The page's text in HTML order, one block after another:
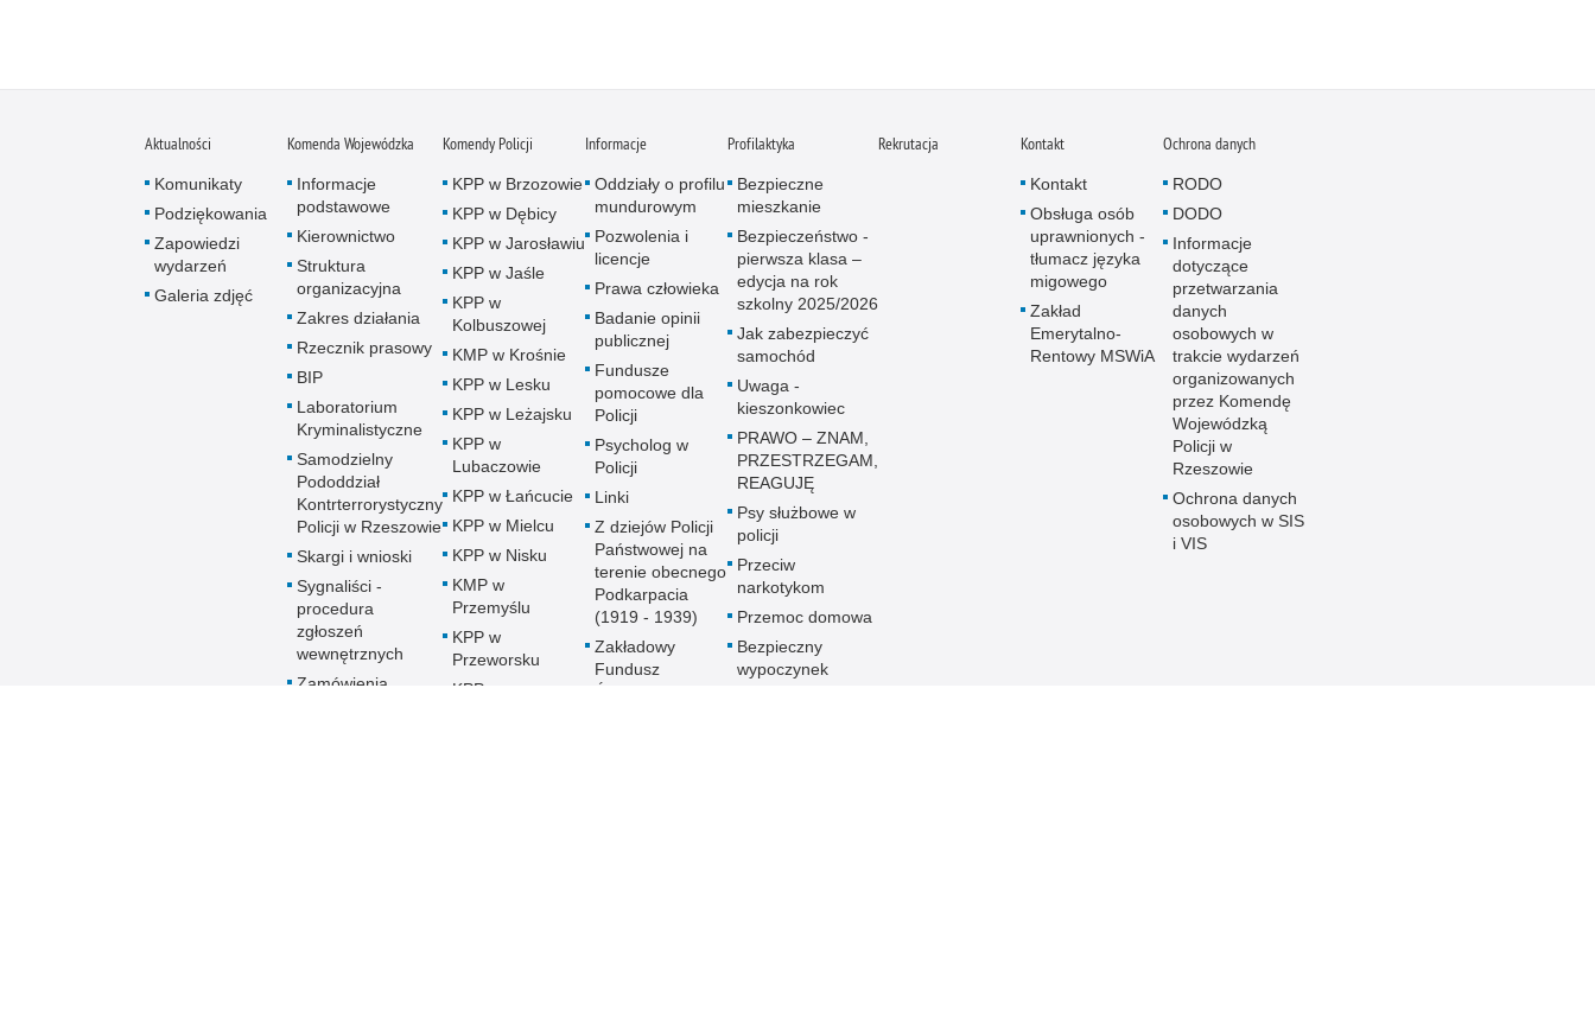
Aktualności
Komunikaty
Podziękowania
Zapowiedzi
wydarzeń
Galeria zdjęć
Komenda Wojewódzka
Informacje
podstawowe
Kierownictwo
Struktura
organizacyjna
Zakres działania
Rzecznik prasowy
BIP
Laboratorium
Kryminalistyczne
Samodzielny
Pododdział
Kontrterrorystyczny
Policji w Rzeszowie
Skargi i wnioski
Sygnaliści -
procedura
zgłoszeń
wewnętrznych
Zamówienia
Komendy Policji
KPP w Brzozowie
KPP w Dębicy
KPP w Jarosławiu
KPP w Jaśle
KPP w
Kolbuszowej
KMP w Krośnie
KPP w Lesku
KPP w Leżajsku
KPP w
Lubaczowie
KPP w Łańcucie
KPP w Mielcu
KPP w Nisku
KMP w
Przemyślu
KPP w
Przeworsku
KPP w
Informacje
Oddziały o profilu
mundurowym
Pozwolenia i
licencje
Prawa człowieka
Badanie opinii
publicznej
Fundusze
pomocowe dla
Policji
Psycholog w
Policji
Linki
Z dziejów Policji
Państwowej na
terenie obecnego
Podkarpacia
(1919 - 1939)
Zakładowy
Fundusz
Profilaktyka
Bezpieczne
mieszkanie
Bezpieczeństwo -
pierwsza klasa –
edycja na rok
szkolny 2025/2026
Jak zabezpieczyć
samochód
Uwaga -
kieszonkowiec
PRAWO – ZNAM,
PRZESTRZEGAM,
REAGUJĘ
Psy służbowe w
policji
Przeciw
narkotykom
Przemoc domowa
Bezpieczny
wypoczynek
Rekrutacja Kontakt
Kontakt
Obsługa osób
uprawnionych -
tłumacz języka
migowego
Zakład
Emerytalno-
Rentowy MSWiA
Ochrona danych
RODO
DODO
Informacje
dotyczące
przetwarzania
danych
osobowych w
trakcie wydarzeń
organizowanych
przez Komendę
Wojewódzką
Policji w
Rzeszowie
Ochrona danych
osobowych w SIS
i VIS